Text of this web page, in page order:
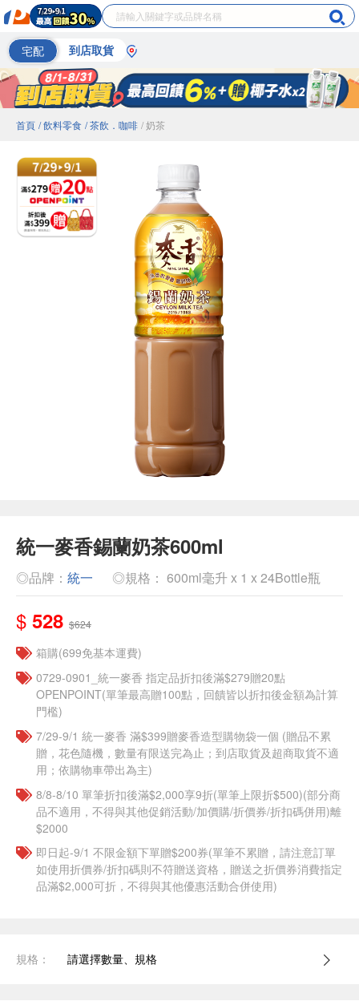
宅配 到店取貨
首頁 / 飲料零食 / 茶飲．咖啡 / 奶茶
統一麥香錫蘭奶茶600ml
◎品牌： 統一 ◎規格： 600ml毫升 x 1 x 24Bottle瓶
$ 528 $624
箱購(699免基本運費)
0729-0901_統一麥香​ 指定品折扣後滿$279贈20點
OPENPOINT(單筆最高贈100點，回饋皆以折扣後金額為計算
門檻)
7/29-9/1 統一麥香​ 滿$399贈麥香造型購物袋一個​ (贈品不累
贈，花色隨機，數量有限送完為止；到店取貨及超商取貨不適
用；依購物車帶出為主)
8/8-8/10 單筆折扣後滿$2,000享9折(單筆上限折$500)(部分商
品不適用，不得與其他促銷活動/加價購/折價券/折扣碼併用)離
$2000
即日起-9/1 不限金額下單贈$200券(單筆不累贈，請注意訂單
如使用折價券/折扣碼則不符贈送資格，贈送之折價券消費指定
品滿$2,000可折，不得與其他優惠活動合併使用)
規格： 請選擇數量、規格